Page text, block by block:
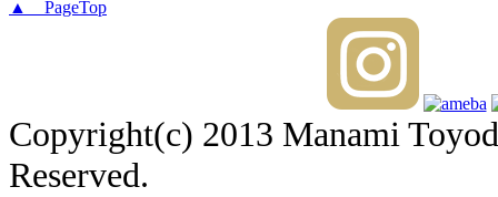
▲ PageTop
Copyright(c) 2013 Manami
Reserved.